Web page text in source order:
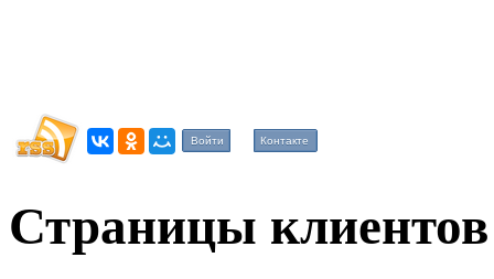
Войти Контакте
Страницы клиентов